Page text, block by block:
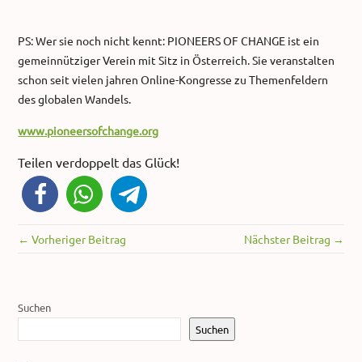
PS: Wer sie noch nicht kennt: PIONEERS OF CHANGE ist ein
gemeinnütziger Verein mit Sitz in Österreich. Sie veranstalten
schon seit vielen jahren Online-Kongresse zu Themenfeldern
des globalen Wandels.
www.pioneersofchange.org
Teilen verdoppelt das Glück!
← Vorheriger Beitrag Nächster Beitrag →
Suchen
Suchen